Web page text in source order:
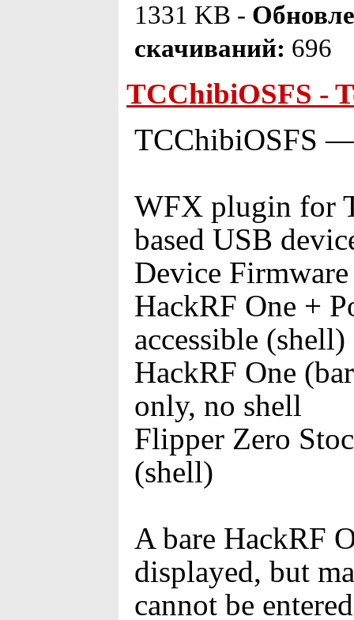
1331 KB -
скачиваний: 696
TCChibiOSFS -
TCChibiOSFS —
WFX plugin for
based USB
Device
HackRF One +
accessible (shell)
HackRF One
only, no shell
Flipper Zero
(shell)
A bare HackRF
displayed, but
cannot be